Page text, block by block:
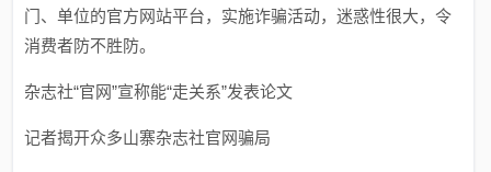
门、单位的官方网站平台，实施诈骗活动，迷惑性很大，令
消费者防不胜防。
杂志社“官网”宣称能“走关系”发表论文
记者揭开众多山寨杂志社官网骗局